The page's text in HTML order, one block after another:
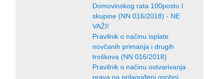
Domovinskog rata 100posto I.
skupine (NN 016/2018) - NE
VAŽI!
Pravilnik o načinu isplate
novčanih primanja i drugih
troškova (NN 016/2018)
Pravilnik o načinu ostvarivanja
prava na prilagođeni osobni